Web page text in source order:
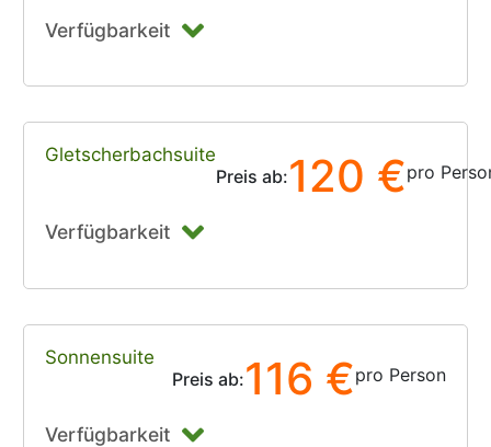
Verfügbarkeit
Gletscherbachsuite
Preis ab:120 €pro
Verfügbarkeit
Sonnensuite
Preis ab:116 €pro Person
Verfügbarkeit